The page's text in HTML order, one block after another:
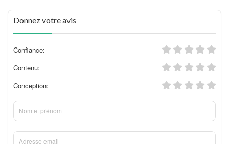
Donnez votre avis
Confiance:
Contenu:
Conception: